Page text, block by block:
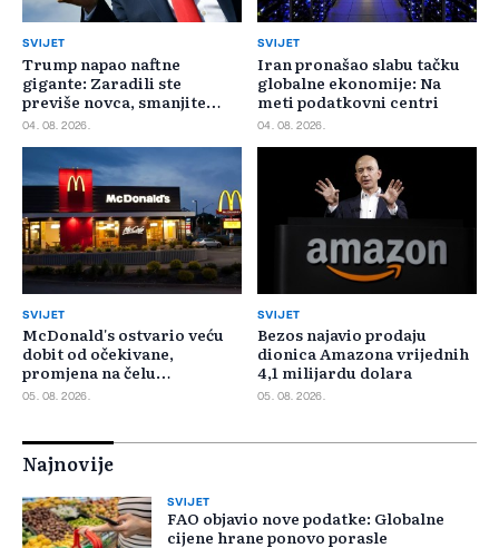
SVIJET
Trump napao naftne
gigante: Zaradili ste
previše novca, smanjite
cijene
04. 08. 2026.
SVIJET
Iran pronašao slabu tačku
globalne ekonomije: Na
meti podatkovni centri
04. 08. 2026.
SVIJET
McDonald's ostvario veću
dobit od očekivane,
promjena na čelu
poslovanja u SAD-u
05. 08. 2026.
SVIJET
Bezos najavio prodaju
dionica Amazona vrijednih
4,1 milijardu dolara
05. 08. 2026.
Najnovije
SVIJET
FAO objavio nove podatke: Globalne
cijene hrane ponovo porasle